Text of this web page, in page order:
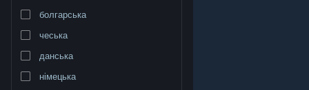
болгарська
чеська
данська
німецька